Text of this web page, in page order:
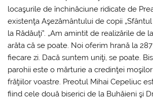
locaşurile de închinăciune ridicate de
existenţa Aşezământului de copii
la Rădăuţi”. „Am amintit de realizările de
arăta că se poate. Noi oferim hrană la
fiecare zi. Dacă suntem uniţi, se poate.
parohii este o mărturie a credinţei
frăţiilor voastre. Preotul Mihai Cepeliuc
fiind cele două biserici de la Buhăieni şi